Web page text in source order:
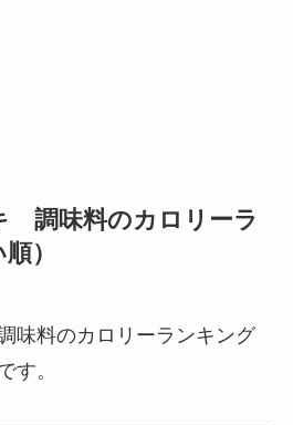
調味料のカロリーラ
）
味料のカロリーランキング
す。